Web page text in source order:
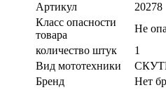
Артикул
20278
Класс опасности
товара
Не
количество штук
1
Вид мототехники
Бренд
Нет